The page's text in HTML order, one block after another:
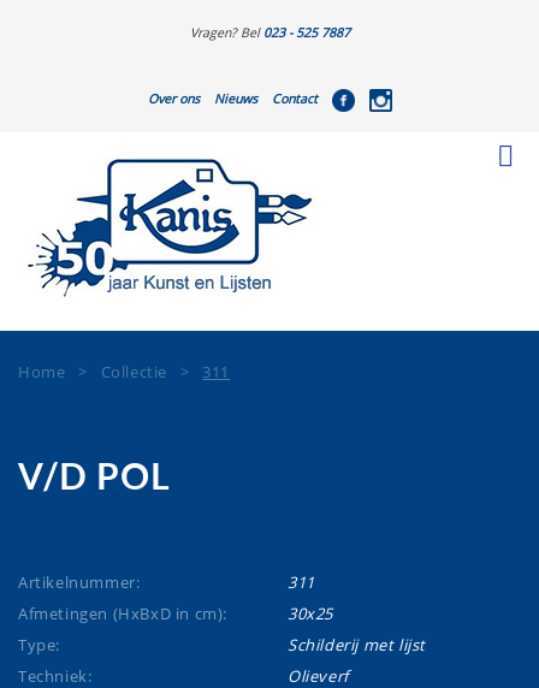
Vragen? Bel 023 - 525 7887
Over ons Nieuws Contact
Home > Collectie > 311
V/D POL
Artikelnummer:
311
Afmetingen (HxBxD in cm):
30x25
Type:
Schilderij met lijst
Techniek:
Olieverf